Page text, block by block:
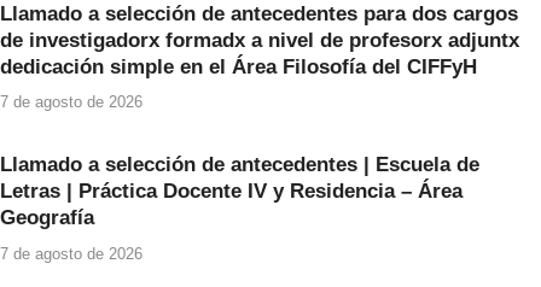
o
o
k
p
p
Llamado a selección de antecedentes para dos cargos
de investigadorx formadx a nivel de profesorx adjuntx
dedicación simple en el Área Filosofía del CIFFyH
7 de agosto de 2026
Llamado a selección de antecedentes | Escuela de
Letras | Práctica Docente IV y Residencia – Área
Geografía
7 de agosto de 2026